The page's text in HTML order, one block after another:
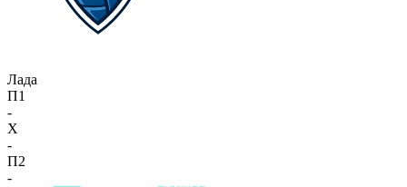
Лада
П1
-
X
-
П2
-